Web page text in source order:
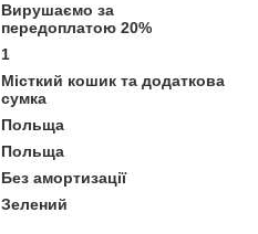
Вирушаємо за
передоплатою 20%
1
Місткий кошик та додаткова
сумка
Польща
Польща
Без амортизації
Зелений